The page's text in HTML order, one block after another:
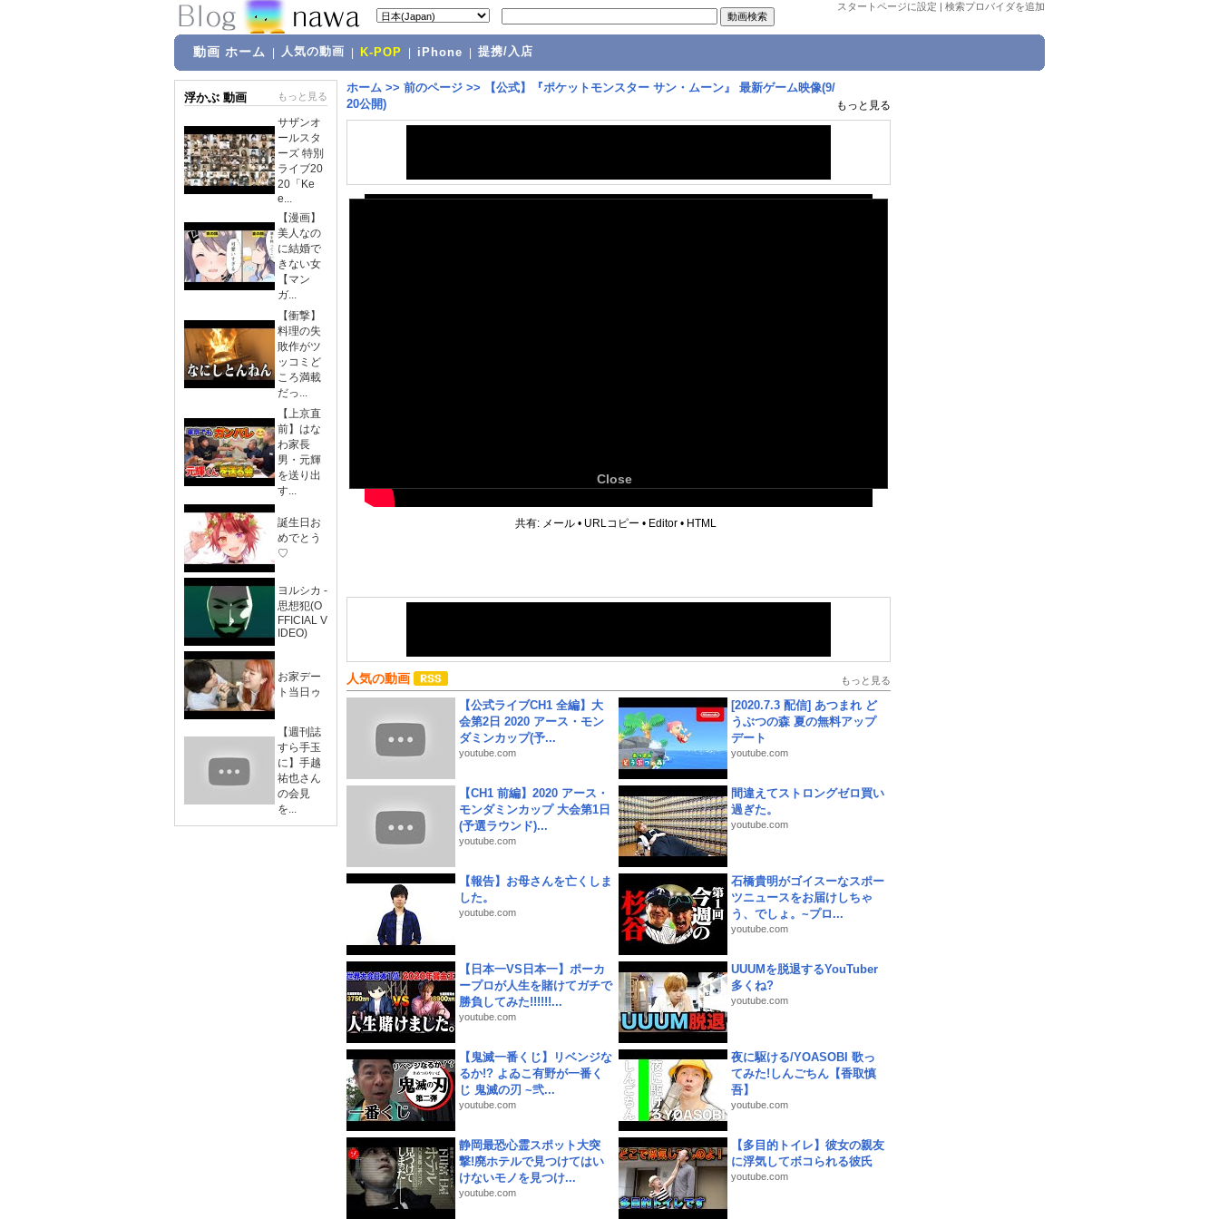
スタートページに設定 | 検索プロバイダを追加
動画 ホーム 人気の動画 K-POP iPhone 提携/入店
浮かぶ 動画 もっと見る
サザンオ
ールスタ
ーズ 特別
ライブ20
20「Ke
e...
【漫画】
美人なの
に結婚で
きない女
【マン
ガ...
【衝撃】
料理の失
敗作がツ
ッコミど
ころ満載
だっ...
【上京直
前】はな
わ家長
男・元輝
を送り出
す...
誕生日お
めでとう
♡
ヨルシカ -
思想犯(O
FFICIAL V
IDEO)
お家デー
ト当日ゥ
【週刊誌
すら手玉
に】手越
祐也さん
の会見
を...
ホーム >> 前のページ >>
【公式】『ポケットモンスター サン・ムーン』 最新ゲーム映像(9/
20公開)
もっと見る
Close
共有: メール • URLコピー • Editor • HTML
人気の動画 もっと見る
【公式ライブCH1 全編】大
会第2日 2020 アース・モン
ダミンカップ(予...
youtube.com
[2020.7.3 配信] あつまれ ど
うぶつの森 夏の無料アップ
デート
youtube.com
【CH1 前編】2020 アース・
モンダミンカップ 大会第1日
(予選ラウンド)...
youtube.com
間違えてストロングゼロ買い
過ぎた。
youtube.com
【報告】お母さんを亡くしま
した。
youtube.com
石橋貴明がゴイスーなスポー
ツニュースをお届けしちゃ
う、でしょ。~プロ...
youtube.com
【日本一VS日本一】ポーカ
ープロが人生を賭けてガチで
勝負してみた!!!!!!...
youtube.com
UUUMを脱退するYouTuber
多くね?
youtube.com
【鬼滅一番くじ】リベンジな
るか!? よゐこ有野が一番く
じ 鬼滅の刃 ~弐...
youtube.com
夜に駆ける/YOASOBI 歌っ
てみた!しんごちん【香取慎
吾】
youtube.com
静岡最恐心霊スポット大突
撃!廃ホテルで見つけてはい
けないモノを見つけ...
youtube.com
【多目的トイレ】彼女の親友
に浮気してボコられる彼氏
youtube.com